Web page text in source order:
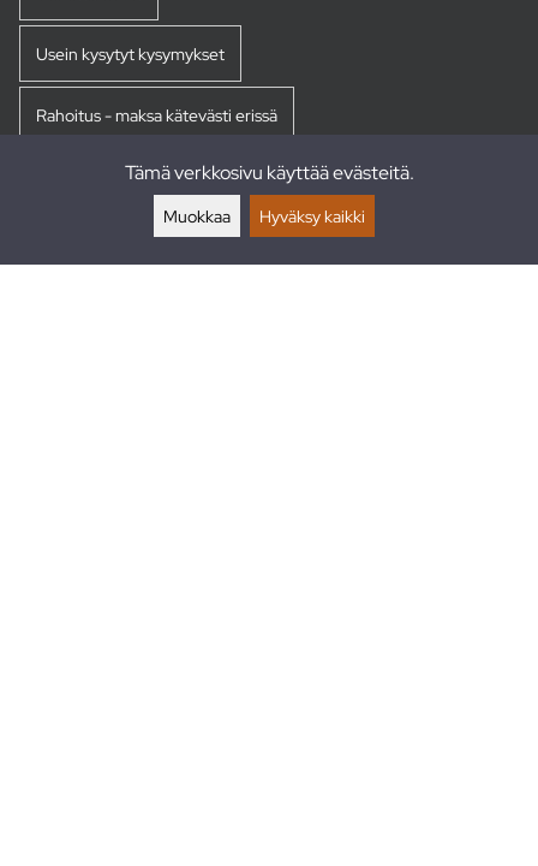
Usein kysytyt kysymykset
Rahoitus - maksa kätevästi erissä
Tämä verkkosivu käyttää evästeitä.
Muokkaa Hyväksy kaikki